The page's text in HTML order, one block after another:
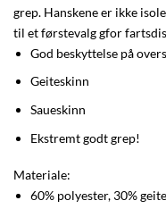
grep. Hanskene er ikke
til et førstevalg gfor
God beskyttelse på
Geiteskinn
Saueskinn
Ekstremt godt grep!
Materiale:
60% polyester, 30%